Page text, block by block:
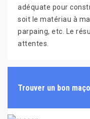
adéquate pour
soit le matériau à
parpaing, etc. Le
attentes.
Trouver un bon